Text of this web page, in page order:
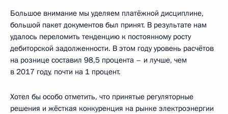
Большое внимание мы уделяем платёжной дисциплине,
большой пакет документов был принят. В результате нам
удалось переломить тенденцию к постоянному росту
дебиторской задолженности. В этом году уровень расчётов
на рознице составил 98,5 процента – и лучше, чем
в 2017 году, почти на 1 процент.
Хотел бы особо отметить, что принятые регуляторные
решения и жёсткая конкуренция на рынке электроэнергии